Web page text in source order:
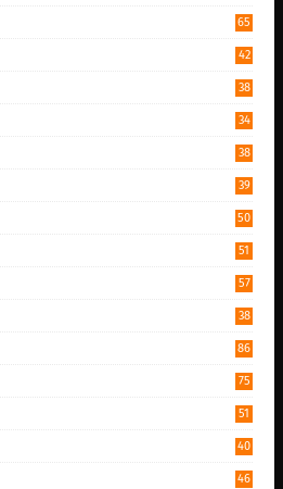
65
42
38
34
38
39
50
51
57
38
86
75
51
40
46